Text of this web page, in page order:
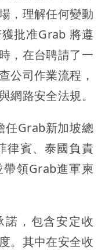
，理解任何變動
批准Grab 將遵
，在台聘請了一
公司作業流程，
網路安全法規。
任Grab新加坡總
律賓、泰國負責
帶領Grab進軍柬
諾，包含安定收
。其中在安全收